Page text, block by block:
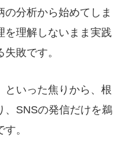
分析から始めてしま
を理解しないまま実践
敗です。
といった焦りから、根
、SNSの発信だけを鵜
。